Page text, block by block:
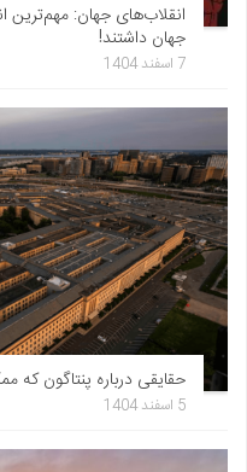
انقلاب‌های جهان: مهم‌ترین
جهان داشتند!
7 اسفند 1404
حقایقی درباره پنتاگون
5 اسفند 1404